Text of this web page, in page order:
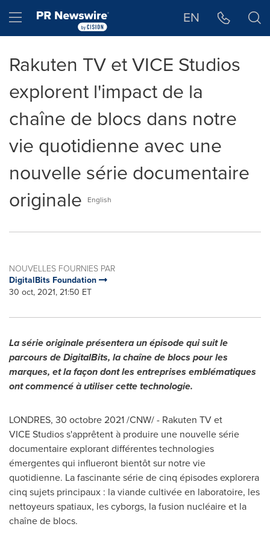
Hamburger menu EN
Rakuten TV et VICE Studios
explorent l'impact de la
chaîne de blocs dans notre
vie quotidienne avec une
nouvelle série documentaire
originale
English
NOUVELLES FOURNIES PAR
DigitalBits Foundation
30 oct, 2021, 21:50 ET
La série originale présentera un épisode qui suit le
parcours de DigitalBits, la chaîne de blocs pour les
marques, et la façon dont les entreprises emblématiques
ont commencé à utiliser cette technologie.
LONDRES, 30 octobre 2021 /CNW/ - Rakuten TV et
VICE Studios s'apprêtent à produire une nouvelle série
documentaire explorant différentes technologies
émergentes qui influeront bientôt sur notre vie
quotidienne. La fascinante série de cinq épisodes explorera
cinq sujets principaux : la viande cultivée en laboratoire, les
nettoyeurs spatiaux, les cyborgs, la fusion nucléaire et la
chaîne de blocs.